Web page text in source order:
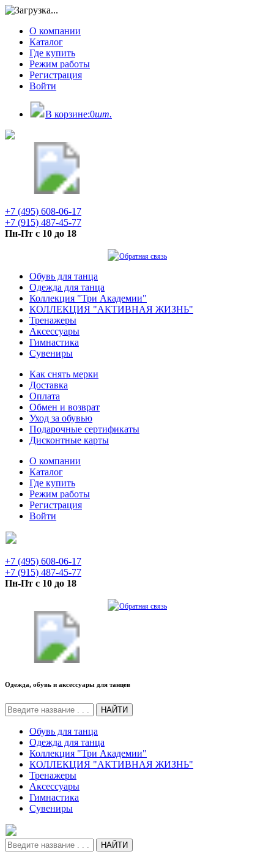
О компании
Каталог
Где купить
Режим работы
Регистрация
Войти
В корзине:0шт.
+7 (495) 608-06-17
+7 (915) 487-45-77
Пн-Пт с 10 до 18
Обратная связь
Обувь для танца
Одежда для танца
Коллекция "Три Академии"
КОЛЛЕКЦИЯ "АКТИВНАЯ ЖИЗНЬ"
Тренажеры
Аксессуары
Гимнастика
Сувениры
Как снять мерки
Доставка
Оплата
Обмен и возврат
Уход за обувью
Подарочные сертификаты
Дисконтные карты
О компании
Каталог
Где купить
Режим работы
Регистрация
Войти
+7 (495) 608-06-17
+7 (915) 487-45-77
Пн-Пт с 10 до 18
Обратная связь
Одежда, обувь и аксессуары для танцев
НАЙТИ
Обувь для танца
Одежда для танца
Коллекция "Три Академии"
КОЛЛЕКЦИЯ "АКТИВНАЯ ЖИЗНЬ"
Тренажеры
Аксессуары
Гимнастика
Сувениры
НАЙТИ